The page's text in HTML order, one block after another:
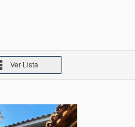
Ver Lista